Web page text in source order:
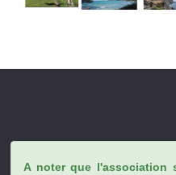
A noter que l'association